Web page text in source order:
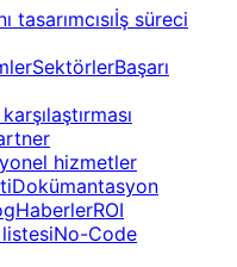
tasarımcısıİş süreci
SektörlerBaşarı
hizmetler
Dokümantasyon
HaberlerROI
No-Code